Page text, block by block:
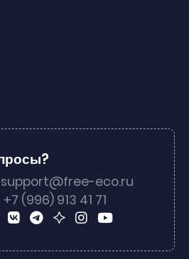
support@free-eco.ru
+7 (996) 913 41 71